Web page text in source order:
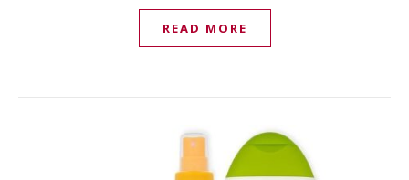
READ MORE